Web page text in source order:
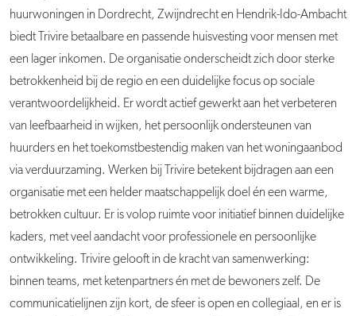
huurwoningen in Dordrecht, Zwijndrecht en Hendrik-Ido-Ambacht
biedt Trivire betaalbare en passende huisvesting voor mensen met
een lager inkomen. De organisatie onderscheidt zich door sterke
betrokkenheid bij de regio en een duidelijke focus op sociale
verantwoordelijkheid. Er wordt actief gewerkt aan het verbeteren
van leefbaarheid in wijken, het persoonlijk ondersteunen van
huurders en het toekomstbestendig maken van het woningaanbod
via verduurzaming. Werken bij Trivire betekent bijdragen aan een
organisatie met een helder maatschappelijk doel én een warme,
betrokken cultuur. Er is volop ruimte voor initiatief binnen duidelijke
kaders, met veel aandacht voor professionele en persoonlijke
ontwikkeling. Trivire gelooft in de kracht van samenwerking:
binnen teams, met ketenpartners én met de bewoners zelf. De
communicatielijnen zijn kort, de sfeer is open en collegiaal, en er is